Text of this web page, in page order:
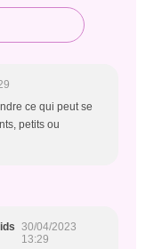
ce qui peut se
petits ou
30/04/2023
13:29